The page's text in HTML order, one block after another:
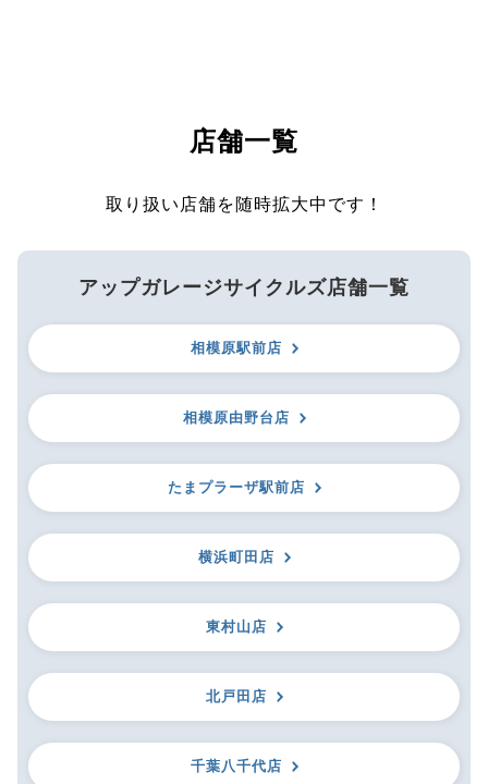
店舗一覧
取り扱い店舗を随時拡大中です！
アップガレージサイクルズ店舗一覧
相模原駅前店
相模原由野台店
たまプラーザ駅前店
横浜町田店
東村山店
北戸田店
千葉八千代店